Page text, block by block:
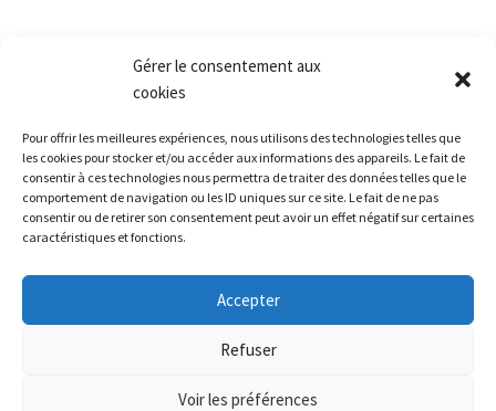
Gérer le consentement aux
cookies
Pour offrir les meilleures expériences, nous utilisons des technologies telles que
les cookies pour stocker et/ou accéder aux informations des appareils. Le fait de
consentir à ces technologies nous permettra de traiter des données telles que le
comportement de navigation ou les ID uniques sur ce site. Le fait de ne pas
consentir ou de retirer son consentement peut avoir un effet négatif sur certaines
caractéristiques et fonctions.
Accepter
Refuser
Voir les préférences
Frais de transport
Accès rapide
La société
La grêle
La formation
Nous contacter
Alerte météo